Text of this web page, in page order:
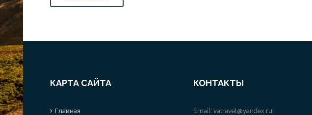
КАРТА САЙТА
Главная
КОНТАКТЫ
Email: vatravel@yandex.ru